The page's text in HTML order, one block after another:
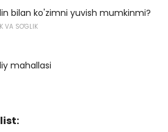
bilan ko'zimni yuvish mumkinmi?
VA SO'GLIK
mahallasi